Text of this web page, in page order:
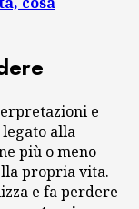
e
alla
più o meno
propria vita.
e fa perdere